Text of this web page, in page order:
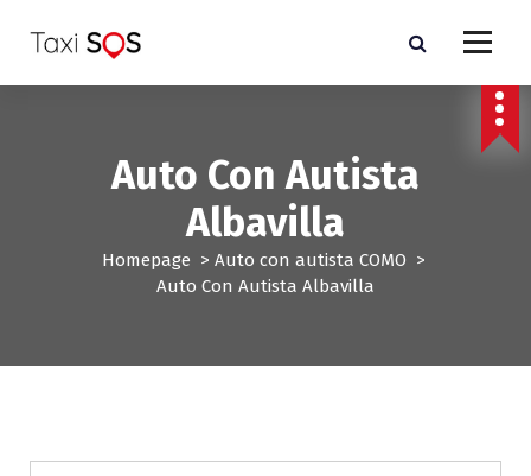
a
Auto Con Autista
Albavilla
Homepage > Auto con autista COMO >
Auto Con Autista Albavilla